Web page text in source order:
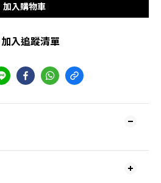
加入購物車
加入追蹤清單